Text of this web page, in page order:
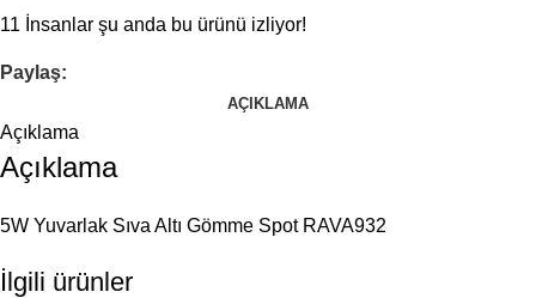
11 İnsanlar şu anda bu ürünü izliyor!
Paylaş:
AÇIKLAMA
Açıklama
Açıklama
5W Yuvarlak Sıva Altı Gömme Spot RAVA932
İlgili ürünler